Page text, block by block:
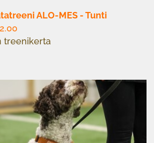
ALO-MES - Tunti
treenikerta